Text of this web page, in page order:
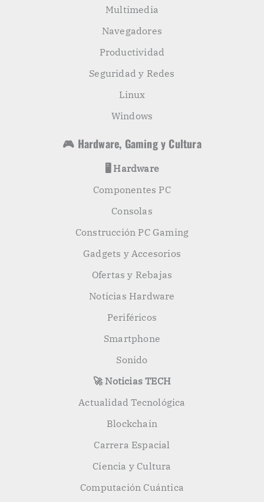
Multimedia
Navegadores
Productividad
Seguridad y Redes
Linux
Windows
🎮 Hardware, Gaming y Cultura
🖥️ Hardware
Componentes PC
Consolas
Construcción PC Gaming
Gadgets y Accesorios
Ofertas y Rebajas
Noticias Hardware
Periféricos
Smartphone
Sonido
🚀 Noticias TECH
Actualidad Tecnológica
Blockchain
Carrera Espacial
Ciencia y Cultura
Computación Cuántica